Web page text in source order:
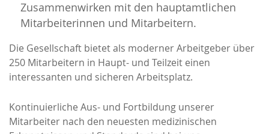
Zusammenwirken mit den hauptamtlichen
Mitarbeiterinnen und Mitarbeitern.
Die Gesellschaft bietet als moderner Arbeitgeber über
250 Mitarbeitern in Haupt- und Teilzeit einen
interessanten und sicheren Arbeitsplatz.
Kontinuierliche Aus- und Fortbildung unserer
Mitarbeiter nach den neuesten medizinischen